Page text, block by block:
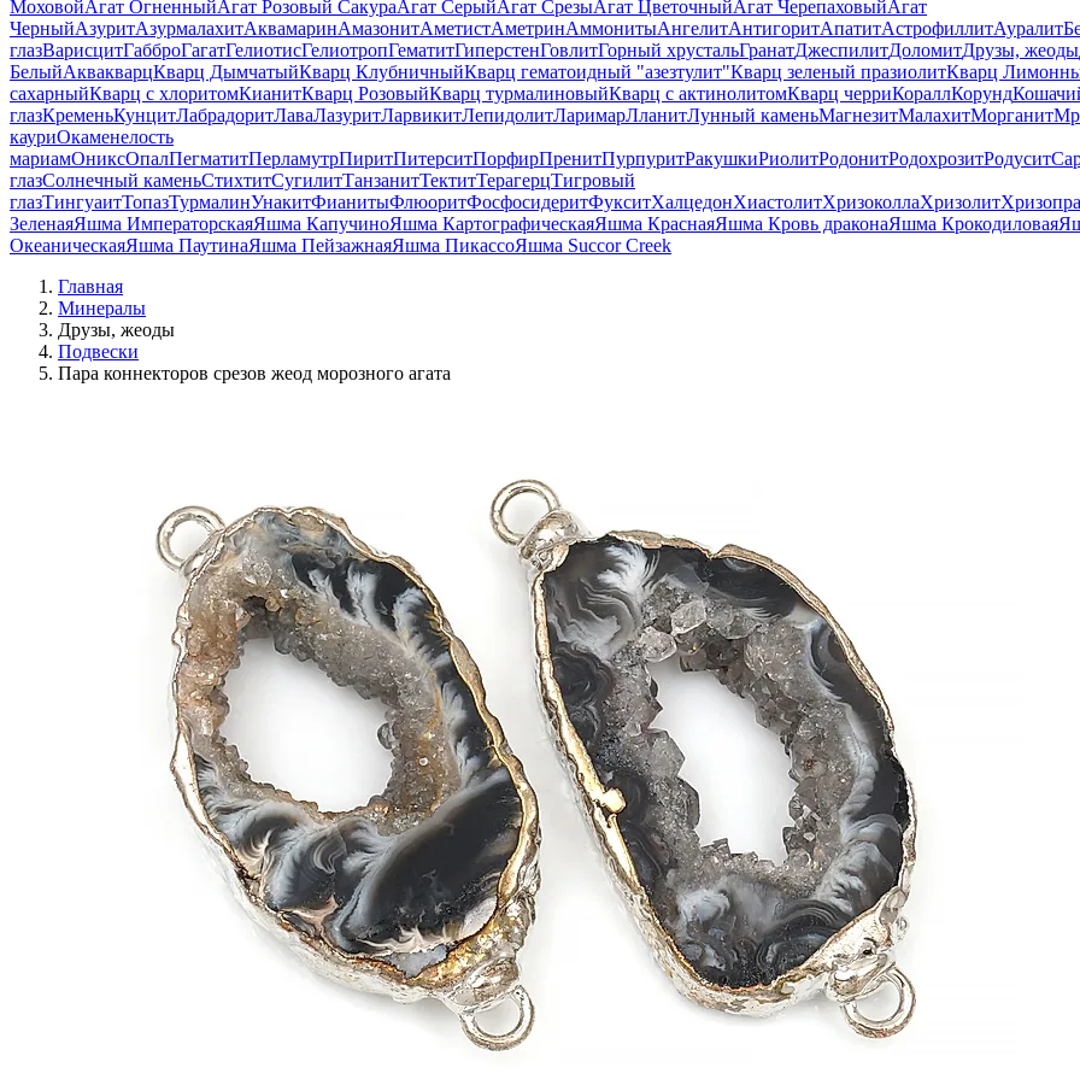
МоховойАгат ОгненныйАгат Розовый СакураАгат СерыйАгат СрезыАгат ЦветочныйАгат ЧерепаховыйАгат
ЧерныйАзуритАзурмалахитАквамаринАмазонитАметистАметринАммонитыАнгелитАнтигоритАпатитАстрофиллитАуралит
глазВарисцитГабброГагатГелиотисГелиотропГематитГиперстенГовлитГорный хрустальГранатДжеспилитДоломитДрузы, жеоды
БелыйАквакварцКварц ДымчатыйКварц КлубничныйКварц гематоидный "азезтулит"Кварц зеленый празиолитКварц
сахарныйКварц с хлоритомКианитКварц РозовыйКварц турмалиновыйКварц с актинолитомКварц черриКораллКорунд
глазКременьКунцитЛабрадоритЛаваЛазуритЛарвикитЛепидолитЛаримарЛланитЛунный каменьМагнезитМалахитМорганит
кауриОкаменелость
мариамОниксОпалПегматитПерламутрПиритПитерситПорфирПренитПурпуритРакушкиРиолитРодонитРодохрозитРодусит
глазСолнечный каменьСтихтитСугилитТанзанитТектитТерагерцТигровый
глазТингуаитТопазТурмалинУнакитФианитыФлюоритФосфосидеритФукситХалцедонХиастолитХризоколлаХризолит
ЗеленаяЯшма ИмператорскаяЯшма КапучиноЯшма КартографическаяЯшма КраснаяЯшма Кровь драконаЯшма Крокодиловая
ОкеаническаяЯшма ПаутинаЯшма ПейзажнаяЯшма ПикассоЯшма Succor Creek
Главная
Минералы
Друзы, жеоды
Подвески
Пара коннекторов срезов жеод морозного агата